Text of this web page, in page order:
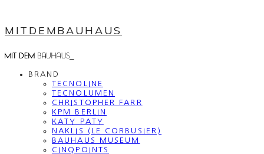
MITDEMBAUHAUS
BRAND
TECNOLINE
TECNOLUMEN
CHRISTOPHER FARR
KPM BERLIN
KATY PATY
NAKLIS (LE CORBUSIER)
BAUHAUS MUSEUM
CINQPOINTS